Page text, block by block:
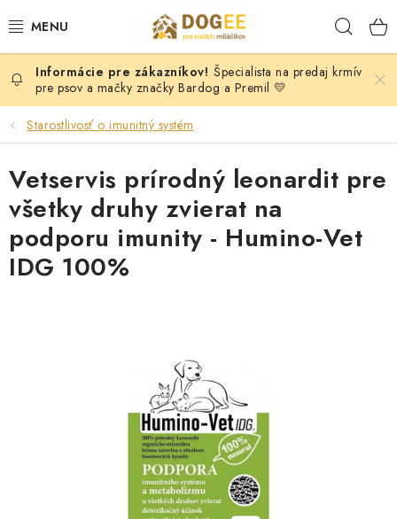
na
PSY
MAČKY
HLODAVCI
KONE
DOG PULLER SK
KONTAKTY
OBCHODNÉ PODMIENKY
INFORMÁCIE O NÁKUPE
GDPR
Špecialista na predaj krmív
pre psov a mačky značky Bardog a Premil 💛
Starostlivosť o imunitný systém
Vetservis prírodný leonardit pre
všetky druhy zvierat na
podporu imunity - Humino-Vet
IDG 100%